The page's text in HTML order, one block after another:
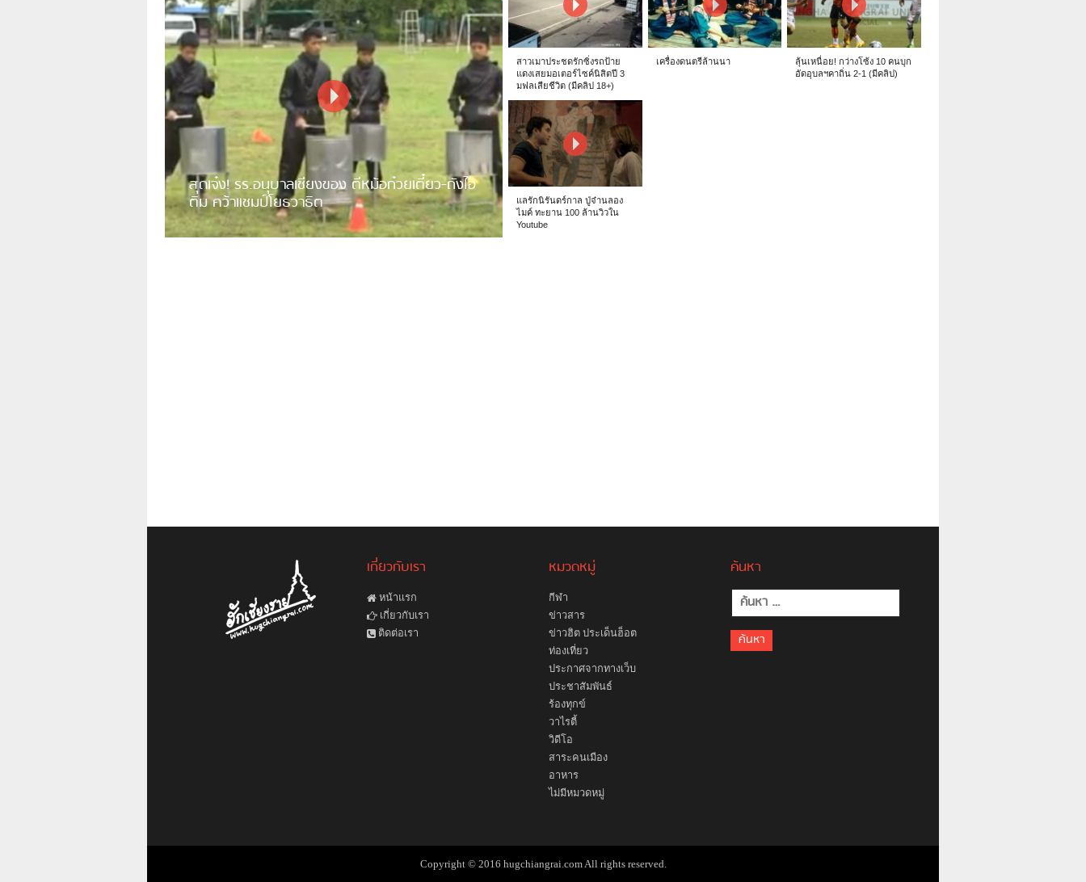
สุดเจ๋ง! รร.อนุบาลเชียงของ ตีหม้อก๋วยเตี๋ยว-ถังไอ
ติม คว้าแชมป์โยธวาธิต
สาวเมาประชดรักซิ่งรถป้าย
แดงเสยมอเตอร์ไซค์นิสิตปี 3
มฟลเสียชีวิต (มีคลิป 18+)
เครื่องดนตรีล้านนา
ลุ้นเหนื่อย! กว่างโซ้ง 10 คนบุก
อัดอุบลฯคาถิ่น 2-1 (มีคลิป)
แลรักนิรันดร์กาล ปู่จ๋านลอง
ไมค์ ทะยาน 100 ล้านวิวใน
Youtube
เกี่ยวกับเรา
หน้าแรก
เกี่ยวกับเรา
ติดต่อเรา
หมวดหมู่
กีฬา
ข่าวสาร
ข่าวฮิต ประเด็นฮ็อต
ท่องเที่ยว
ประกาศจากทางเว็บ
ประชาสัมพันธ์
ร้องทุกข์
วาไรตี้
วิดีโอ
สาระคนเมือง
อาหาร
ไม่มีหมวดหมู่
ค้นหา
ค้นหา
สำหรับ:
Copyright © 2016 hugchiangrai.com All rights reserved.